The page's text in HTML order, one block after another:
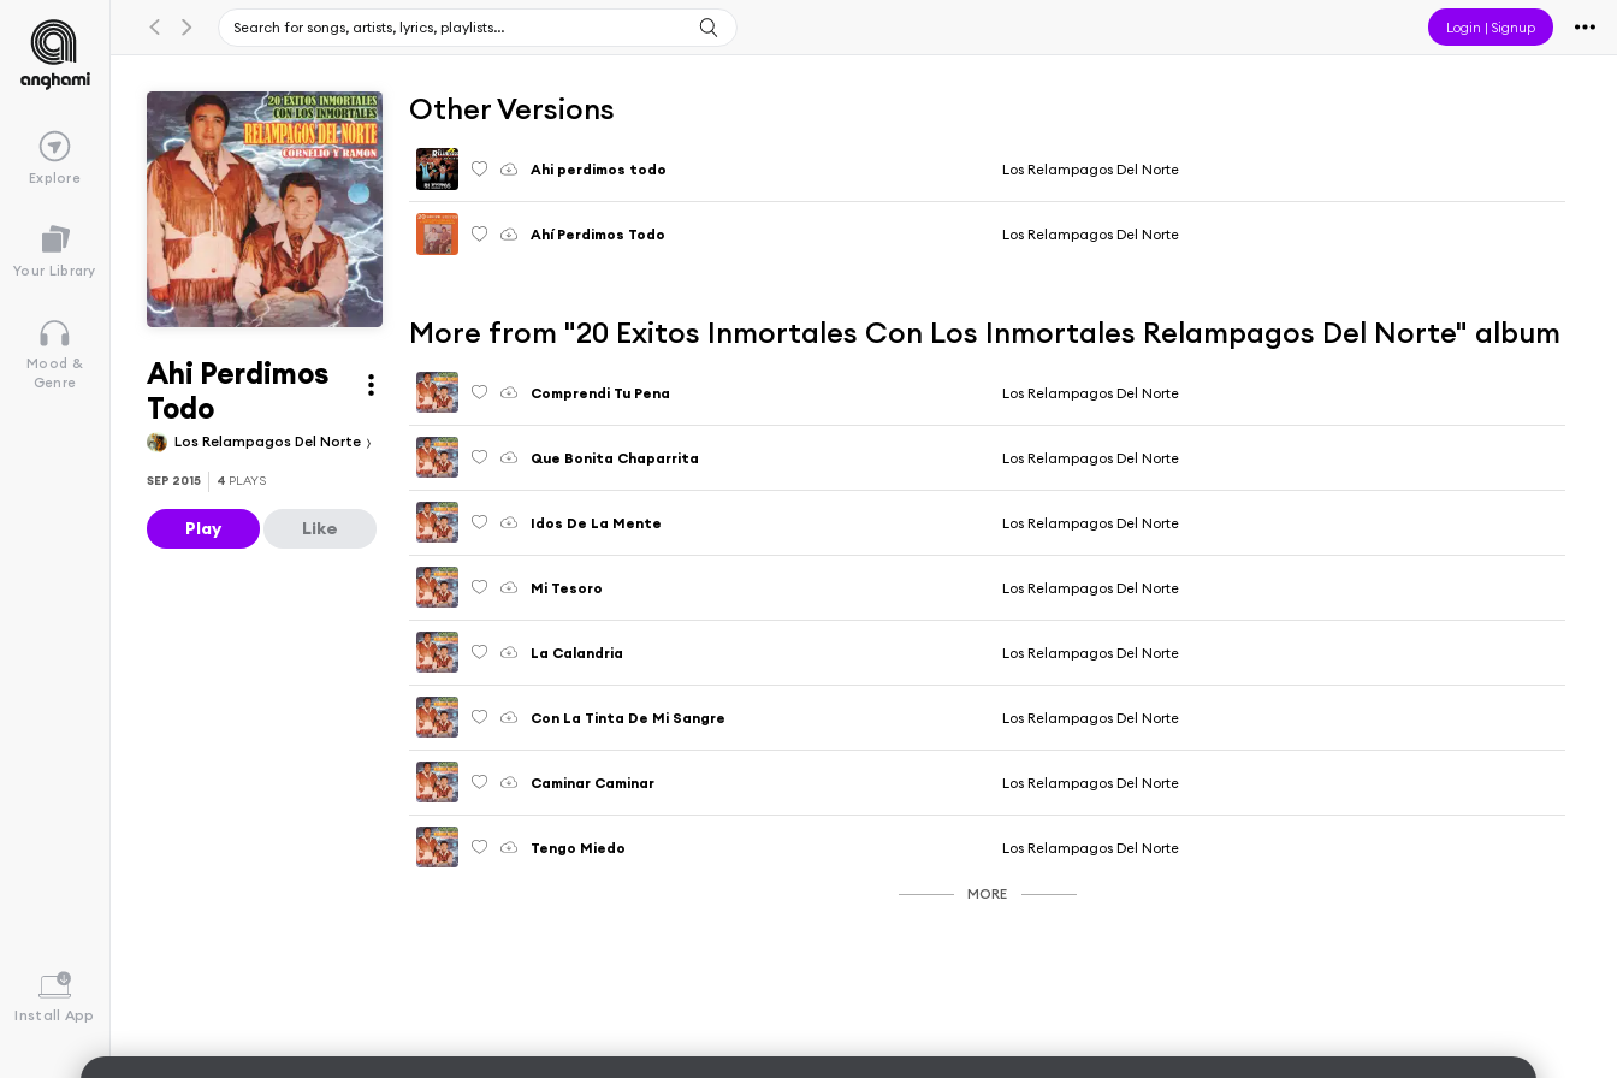
Login |Signup
Explore
Your Library
Mood &
Genre
Install App
Ahi Perdimos
Todo
Los Relampagos Del Norte
SEP 2015 4 PLAYS
Play Like
Other Versions
Ahi perdimos todo Los Relampagos Del Norte
Ahí Perdimos Todo Los Relampagos Del Norte
More from "20 Exitos Inmortales Con Los Inmortales Relampagos Del Norte" album
Comprendi Tu Pena Los Relampagos Del Norte
Que Bonita Chaparrita Los Relampagos Del Norte
Idos De La Mente Los Relampagos Del Norte
Mi Tesoro Los Relampagos Del Norte
La Calandria Los Relampagos Del Norte
Con La Tinta De Mi Sangre Los Relampagos Del Norte
Caminar Caminar Los Relampagos Del Norte
Tengo Miedo Los Relampagos Del Norte
MORE